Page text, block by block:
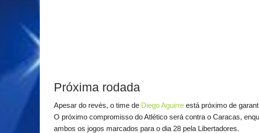
Próxima rodada
Apesar do revés, o time de Diego Aguirre está próximo de
O próximo compromisso do Atlético será contra o Caracas,
ambos os jogos marcados para o dia 28 pela Libertadores.